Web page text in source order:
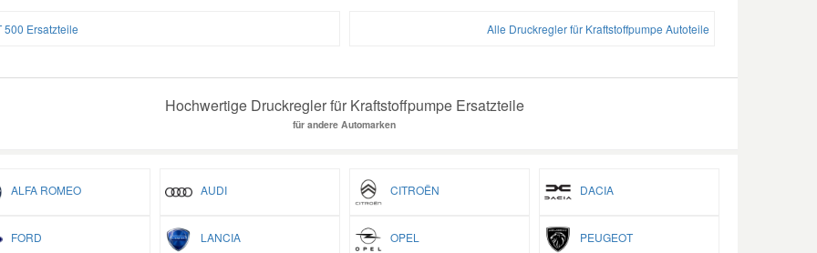
500 Ersatzteile Alle Druckregler für Kraftstoffpumpe Autoteile
Hochwertige Druckregler für Kraftstoffpumpe Ersatzteile
für andere Automarken
ALFA ROMEO AUDI CITROËN DACIA
FORD LANCIA OPEL PEUGEOT